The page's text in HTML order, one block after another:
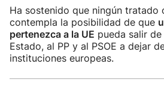
Ha sostenido que ningún tratado
contempla la posibilidad de que
pertenezca a la UE pueda salir
Estado, al PP y al PSOE a dejar
instituciones europeas.